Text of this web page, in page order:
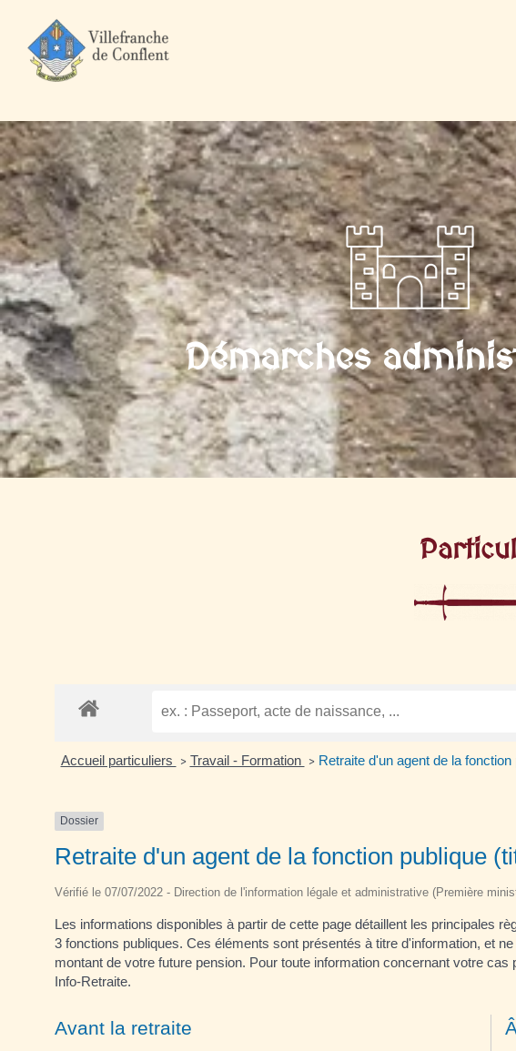
Démarches
Accueil particuliers > Travail - Formation > Retraite d'un agent de la
Dossier
Retraite d'un agent de la fonction publique
Vérifié le 07/07/2022 - Direction de l'information légale et administrative (Première
Les informations disponibles à partir de cette page détaillent les principales
3 fonctions publiques. Ces éléments sont présentés à titre d'information, et
montant de votre future pension. Pour toute information concernant votre
Info-Retraite.
Avant la retraite